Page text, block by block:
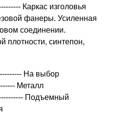
Каркас изголовья
фанеры. Усиленная
соединении.
плотности, синтепон,
На выбор
Металл
Подъемный